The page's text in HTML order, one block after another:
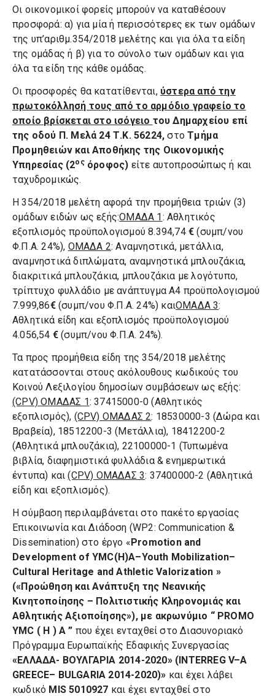
Οι οικονομικοί φορείς μπορούν να καταθέσουν
προσφορά: α) για μία ή περισσότερες εκ των ομάδων
της υπ’αριθμ.354/2018 μελέτης και για όλα τα είδη
της ομάδας ή β) για το σύνολο των ομάδων και για
όλα τα είδη της κάθε ομάδας.
Οι προσφορές θα κατατίθενται, ύστερα από την
πρωτοκόλλησή τους από το αρμόδιο γραφείο το
οποίο βρίσκεται στο ισόγειο του Δημαρχείου επί
της οδού Π. Μελά 24 Τ.Κ. 56224,στοΤμήμα
Προμηθειών και Αποθήκης της Οικονομικής
Υπηρεσίας (2οςόροφος) είτε αυτοπροσώπως ή και
ταχυδρομικώς.
Η 354/2018 μελέτη αφορά την προμήθεια τριών (3)
ομάδων ειδών ως εξής:ΟΜΑΔΑ 1: Αθλητικός
εξοπλισμός προϋπολογισμού 8.394,74 €(συμπ/νου
Φ.Π.Α. 24%), ΟΜΑΔΑ 2: Αναμνηστικά, μετάλλια,
αναμνηστικά διπλώματα, αναμνηστικά μπλουζάκια,
διακριτικά μπλουζάκια, μπλουζάκια με λογότυπο,
τρίπτυχο φυλλάδιο με ανάπτυγμα Α4 προϋπολογισμού
7.999,86€(συμπ/νου Φ.Π.Α. 24%) καιΟΜΑΔΑ 3:
Αθλητικά είδη και εξοπλισμός προϋπολογισμού
4.056,54 €(συμπ/νου Φ.Π.Α. 24%).
Τα προς προμήθεια είδη της 354/2018 μελέτης
κατατάσσονται στους ακόλουθους κωδικούς του
Κοινού Λεξιλογίου δημοσίων συμβάσεων ως εξής:
(CPV) ΟΜΑΔΑΣ 1: 37415000-0 (Αθλητικός
εξοπλισμός), (CPV) ΟΜΑΔΑΣ 2: 18530000-3 (Δώρα και
Βραβεία), 18512200-3 (Μετάλλια), 18412200-2
(Αθλητικά μπλουζάκια), 22100000-1 (Τυπωμένα
βιβλία, διαφημιστικά φυλλάδια & ενημερωτικά
έντυπα) και(CPV) ΟΜΑΔΑΣ 3: 37400000-2 (Αθλητικά
είδη και εξοπλισμός).
Η σύμβαση περιλαμβάνεται στο πακέτο εργασίας
Επικοινωνία και Διάδοση (WP2: Communication &
Dissemination) στο έργο «Promotion and
Development of YMC(H)A–Youth Mobilization–
Cultural Heritage and Athletic Valorization »
(«Προώθηση και Ανάπτυξη της Νεανικής
Κινητοποίησης – Πολιτιστικής Κληρονομιάς και
Αθλητικής Αξιοποίησης»), με ακρωνύμιο “ PROMO
YMC ( H ) A ” που έχει ενταχθεί στο Διασυνοριακό
Πρόγραμμα Ευρωπαϊκής Εδαφικής Συνεργασίας
«ΕΛΛΑΔΑ- ΒΟΥΛΓΑΡΙΑ 2014-2020» (INTERREG V–A
GREECE– BULGARIA 2014-2020)» και έχει λάβει
κωδικό MIS 5010927 και έχει ενταχθεί στο